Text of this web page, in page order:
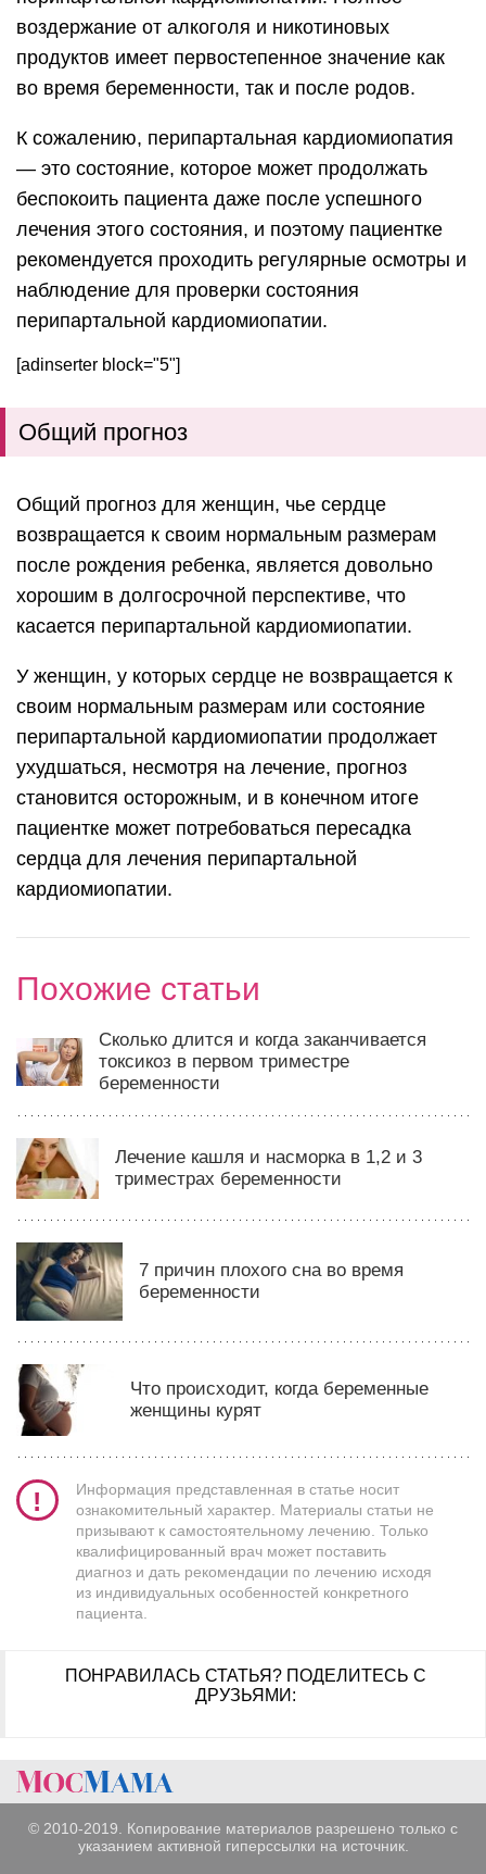
воздержание от алкоголя и никотиновых
продуктов имеет первостепенное значение как
во время беременности, так и после родов.
К сожалению, перипартальная кардиомиопатия
— это состояние, которое может продолжать
беспокоить пациента даже после успешного
лечения этого состояния, и поэтому пациентке
рекомендуется проходить регулярные осмотры и
наблюдение для проверки состояния
перипартальной кардиомиопатии.
[adinserter block="5"]
Общий прогноз
Общий прогноз для женщин, чье сердце
возвращается к своим нормальным размерам
после рождения ребенка, является довольно
хорошим в долгосрочной перспективе, что
касается перипартальной кардиомиопатии.
У женщин, у которых сердце не возвращается к
своим нормальным размерам или состояние
перипартальной кардиомиопатии продолжает
ухудшаться, несмотря на лечение, прогноз
становится осторожным, и в конечном итоге
пациентке может потребоваться пересадка
сердца для лечения перипартальной
кардиомиопатии.
Похожие статьи
Сколько длится и когда заканчивается
токсикоз в первом триместре
беременности
Лечение кашля и насморка в 1,2 и 3
триместрах беременности
7 причин плохого сна во время
беременности
Что происходит, когда беременные
женщины курят
Информация представленная в статье носит
ознакомительный характер. Материалы статьи не
призывают к самостоятельному лечению. Только
квалифицированный врач может поставить
диагноз и дать рекомендации по лечению исходя
из индивидуальных особенностей конкретного
пациента.
ПОНРАВИЛАСЬ СТАТЬЯ? ПОДЕЛИТЕСЬ С
ДРУЗЬЯМИ:
© 2010-2019. Копирование материалов разрешено только с
указанием активной гиперссылки на источник.